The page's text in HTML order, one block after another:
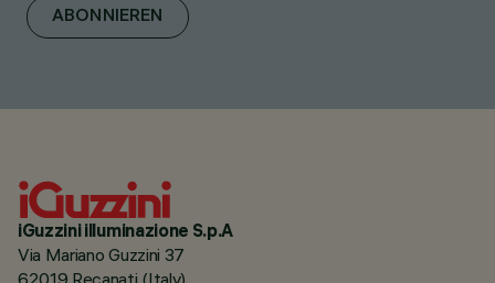
ABONNIEREN
iGuzzini illuminazione S.p.A
Via Mariano Guzzini 37
62019 Recanati (Italy)